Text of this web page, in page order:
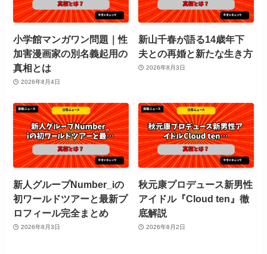
小学館マンガワン問題｜性
加害漫画家の別名義起用の
真相とは
2026年8月4日
新山千春が語る14歳年下
夫との再婚と新たな生き方
2026年8月3日
新人グループNumber_iの
初ワールドツアーと最新プ
ロフィール完全まとめ
2026年8月3日
秋元康プロデュース新男性
アイドル『Cloud ten』徹
底解説
2026年8月2日